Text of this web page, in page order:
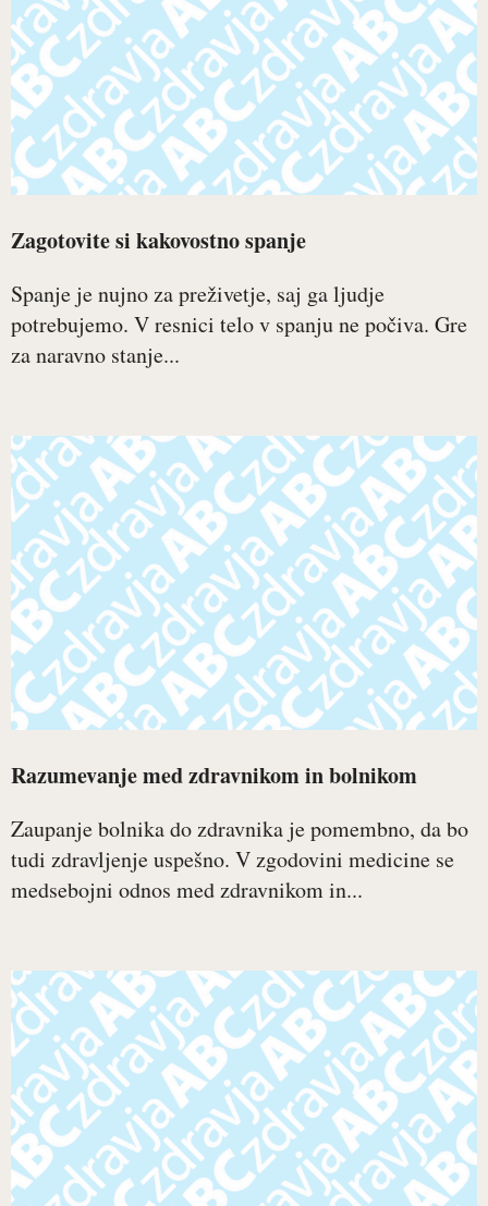
Zagotovite si kakovostno spanje
Spanje je nujno za preživetje, saj ga ljudje
potrebujemo. V resnici telo v spanju ne počiva. Gre
za naravno stanje...
Razumevanje med zdravnikom in bolnikom
Zaupanje bolnika do zdravnika je pomembno, da bo
tudi zdravljenje uspešno. V zgodovini medicine se
medsebojni odnos med zdravnikom in...